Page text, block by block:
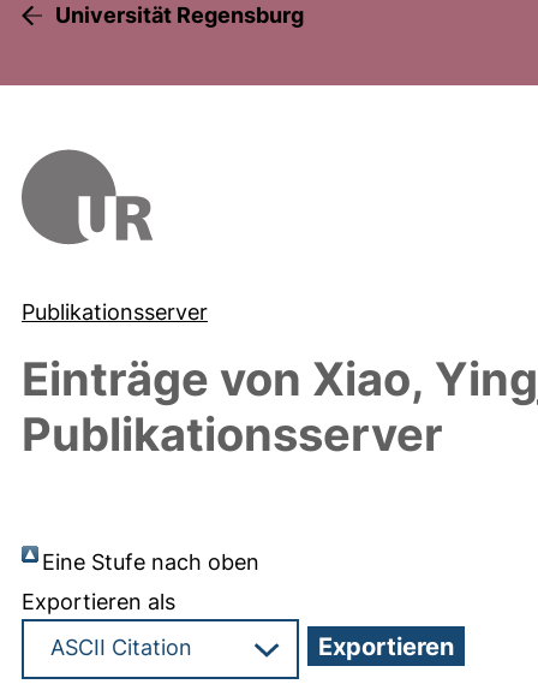
Universität Regensburg
Publikationsserver
Einträge von Xiao,
Publikationsserver
Eine Stufe nach oben
Exportieren als